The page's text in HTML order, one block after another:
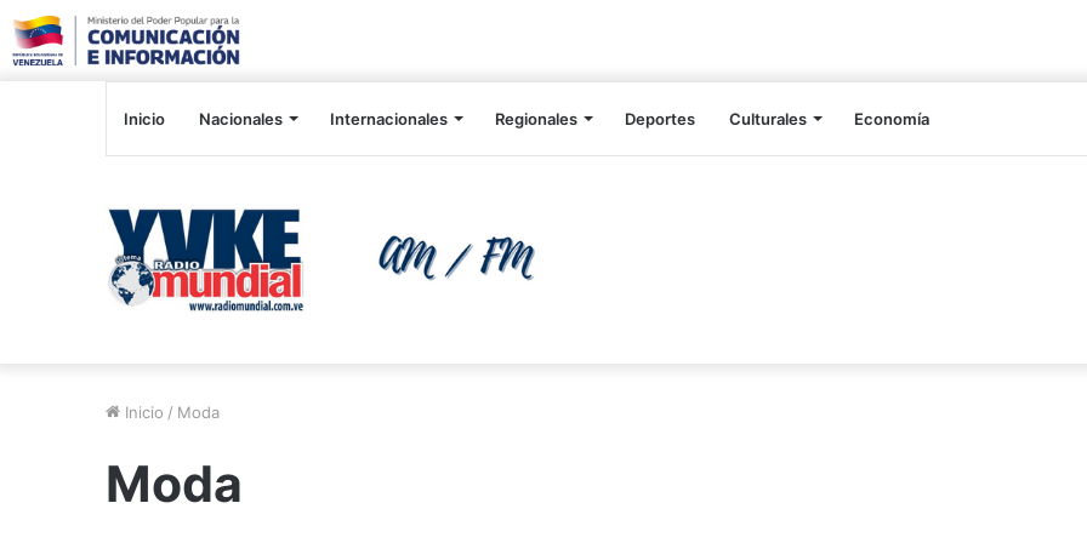
Inicio Nacionales Internacionales Regionales Deportes Culturales Economía
Inicio / Moda
Moda